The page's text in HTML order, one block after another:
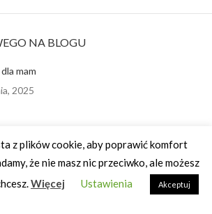
NA BLOGU
mam
2025
2024
z plików cookie, aby poprawić komfort
że nie masz nic przeciwko, ale możesz
Więcej Ustawienia Akceptuj